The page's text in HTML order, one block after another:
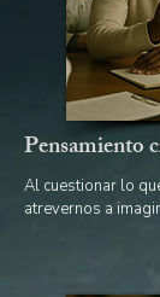
Pensamiento
Al cuestionar lo
atrevernos a